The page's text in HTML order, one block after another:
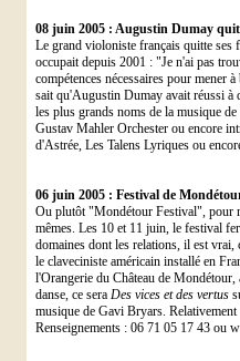
08 juin 2005 : Augustin Dumay
Le grand violoniste français quitte
occupait depuis 2001 : "Je n'ai pas
compétences nécessaires pour mener
sait qu'Augustin Dumay avait réussi à
les plus grands noms de la musique
Gustav Mahler Orchester ou encore
d'Astrée, Les Talens Lyriques ou
06 juin 2005 : Festival de
Ou plutôt "Mondétour Festival", pour
mêmes. Les 10 et 11 juin, le festival
domaines dont les relations, il est vrai,
le claveciniste américain installé en
l'Orangerie du Château de
danse, ce sera Des vices et des vertus
musique de Gavi Bryars.
Renseignements : 06 71 05 17 43 ou